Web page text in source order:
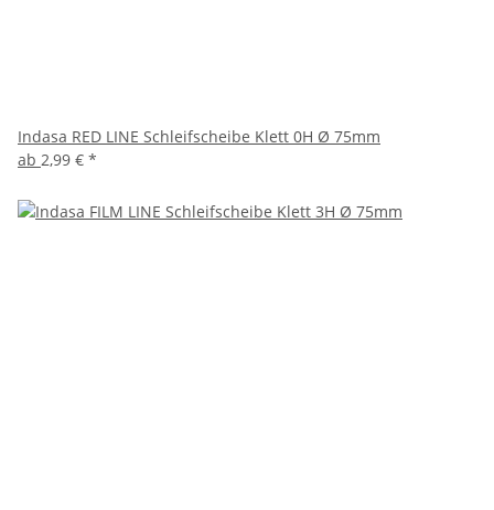
Indasa RED LINE Schleifscheibe Klett 0H Ø 75mm
ab 2,99 € *